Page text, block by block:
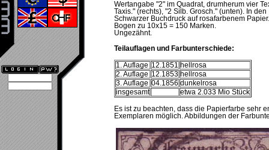
Wertangabe "2" im Quadrat, drumherum vier
Taxis." (rechts), "2 Silb. Grosch." (unten). In
Schwarzer Buchdruck auf rosafarbenem Papier.
Bogen zu 10x15 = 150 Marken.
Ungezähnt.
Teilauflagen und Farbunterschiede:
1. Auflage 12.1851
hellrosa
2. Auflage 12.1853 hellrosa
3. Auflage 04.1856 dunkelrosa
insgesamt
etwa 2.033 Mio Stück
Es ist zu beachten, dass die Papierfarbe sehr
Exemplaren möglich. Abbildungen der